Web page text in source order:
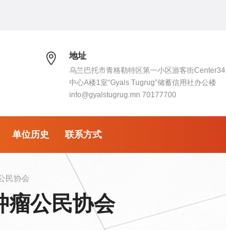
地址
乌兰巴托市青格勒特区第一小区游客街Center34
中心A楼1室“Gyals Tugrug”储蓄信用社办公楼
info@gyalstugrug.mn 70177700
单位历史 联系方式
民协会
瘤公民协会